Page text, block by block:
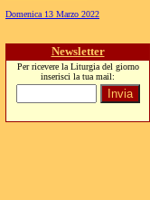
Domenica 13 Marzo 2022
Newsletter
Per ricevere la Liturgia del giorno
inserisci la tua mail: